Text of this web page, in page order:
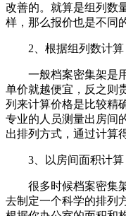
改善的。就算是组列数
样，那么报价也是不同的
2、根据组列数计算
一般档案密集架是
单价就越便宜，反之则
列来计算价格是比较精
专业的人员测量出房间
出排列方式，通过计算
3、以房间面积计算
很多时候档案密集
去制定一个科学的排列